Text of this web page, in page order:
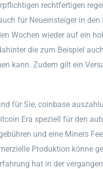
rechtfertigen
für Neueinsteiger in
Wochen wieder auf ein
die zum Beispiel
kann. Zudem gilt ein
für Sie, coinbase
Era speziell für den
und eine Miners
Produktion könne
hat in der